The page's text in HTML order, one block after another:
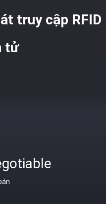
truy cập RFID
tử